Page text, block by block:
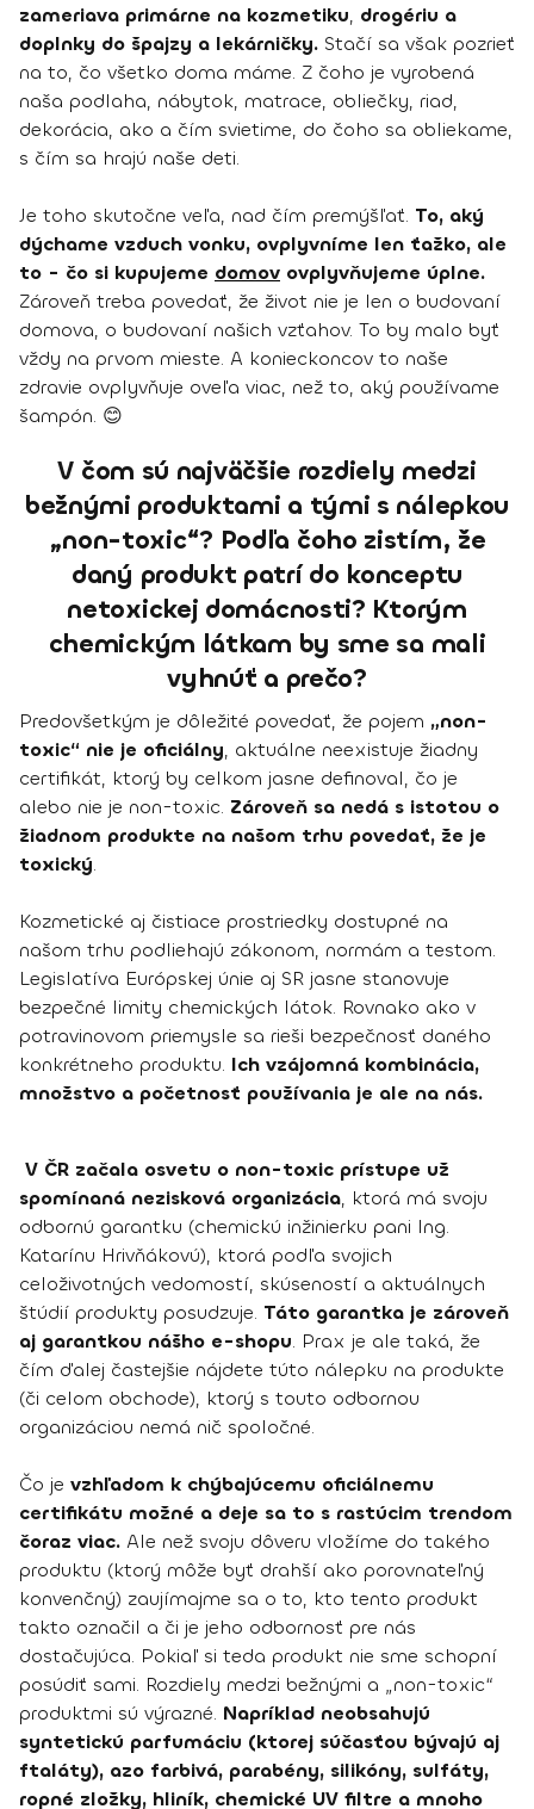
zameriava primárne na kozmetiku, drogériu a
doplnky do špajzy a lekárničky. Stačí sa však pozrieť
na to, čo všetko doma máme. Z čoho je vyrobená
naša podlaha, nábytok, matrace, obliečky, riad,
dekorácia, ako a čím svietime, do čoho sa obliekame,
s čím sa hrajú naše deti.
Je toho skutočne veľa, nad čím premýšľať. To, aký
dýchame vzduch vonku, ovplyvníme len ťažko, ale
to - čo si kupujeme domov ovplyvňujeme úplne.
Zároveň treba povedať, že život nie je len o budovaní
domova, o budovaní našich vzťahov. To by malo byť
vždy na prvom mieste. A konieckoncov to naše
zdravie ovplyvňuje oveľa viac, než to, aký používame
šampón. 😊
V čom sú najväčšie rozdiely medzi
bežnými produktami a tými s nálepkou
„non-toxic“? Podľa čoho zistím, že
daný produkt patrí do konceptu
netoxickej domácnosti? Ktorým
chemickým látkam by sme sa mali
vyhnúť a prečo?
Predovšetkým je dôležité povedať, že pojem „non-
toxic“ nie je oficiálny, aktuálne neexistuje žiadny
certifikát, ktorý by celkom jasne definoval, čo je
alebo nie je non-toxic. Zároveň sa nedá s istotou o
žiadnom produkte na našom trhu povedať, že je
toxický.
Kozmetické aj čistiace prostriedky dostupné na
našom trhu podliehajú zákonom, normám a testom.
Legislatíva Európskej únie aj SR jasne stanovuje
bezpečné limity chemických látok. Rovnako ako v
potravinovom priemysle sa rieši bezpečnosť daného
konkrétneho produktu. Ich vzájomná kombinácia,
množstvo a početnosť používania je ale na nás.
V ČR začala osvetu o non-toxic prístupe už
spomínaná nezisková organizácia, ktorá má svoju
odbornú garantku (chemickú inžinierku pani Ing.
Katarínu Hrivňákovú), ktorá podľa svojich
celoživotných vedomostí, skúseností a aktuálnych
štúdií produkty posudzuje. Táto garantka je zároveň
aj garantkou nášho e-shopu. Prax je ale taká, že
čím ďalej častejšie nájdete túto nálepku na produkte
(či celom obchode), ktorý s touto odbornou
organizáciou nemá nič spoločné.
Čo je vzhľadom k chýbajúcemu oficiálnemu
certifikátu možné a deje sa to s rastúcim trendom
čoraz viac. Ale než svoju dôveru vložíme do takého
produktu (ktorý môže byť drahší ako porovnateľný
konvenčný) zaujímajme sa o to, kto tento produkt
takto označil a či je jeho odbornosť pre nás
dostačujúca. Pokiaľ si teda produkt nie sme schopní
posúdiť sami. Rozdiely medzi bežnými a „non-toxic“
produktmi sú výrazné. Napríklad neobsahujú
syntetickú parfumáciu (ktorej súčasťou bývajú aj
ftaláty), azo farbivá, parabény, silikóny, sulfáty,
ropné zložky, hliník, chemické UV filtre a mnoho